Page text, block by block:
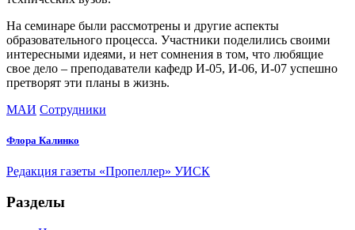
На семинаре были рассмотрены и другие аспекты
образовательного процесса. Участники поделились своими
интересными идеями, и нет сомнения в том, что любящие
свое дело – преподаватели кафедр И-05, И-06, И-07 успешно
претворят эти планы в жизнь.
МАИ Сотрудники
Флора Калинко
Редакция газеты «Пропеллер» УИСК
Разделы